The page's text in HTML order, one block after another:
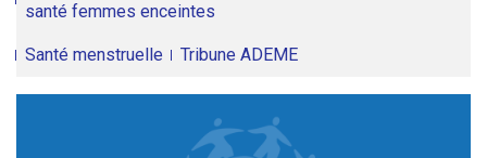
santé femmes enceintes
Santé menstruelle Tribune ADEME